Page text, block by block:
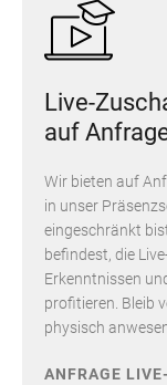
Live-
auf
Wir bieten auf
in unser
eingeschränkt
befindest, die
Erkenntnissen
profitieren. Bleib
physisch
ANFRAGE